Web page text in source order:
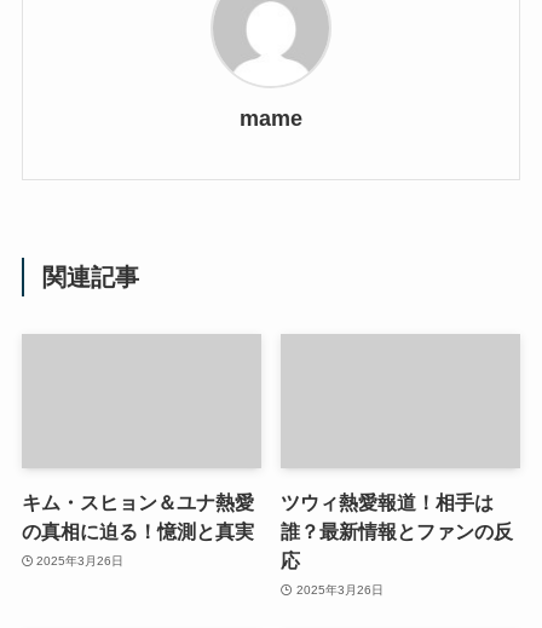
mame
関連記事
キム・スヒョン＆ユナ熱愛
の真相に迫る！憶測と真実
2025年3月26日
ツウィ熱愛報道！相手は
誰？最新情報とファンの反
応
2025年3月26日